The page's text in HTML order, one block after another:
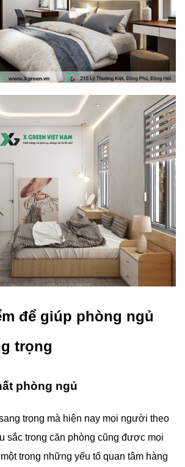
để giúp phòng ngủ
trọng
phòng ngủ
trọng mà hiện nay mọi người theo
sắc trong căn phòng cũng được mọi
trong những yếu tố quan tâm hàng